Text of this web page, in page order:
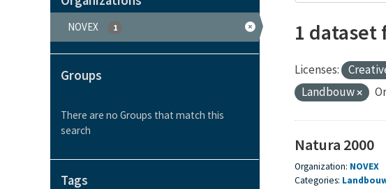
NOVEX 1
Groups
There are no Groups that match this
search
Tags
1 dataset
Licenses:
Landbouw
Natura 2000
Organization: NOVEX
Categories: